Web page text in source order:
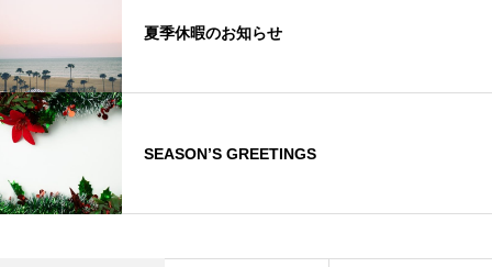
夏季休暇のお知らせ
SEASON’S GREETINGS